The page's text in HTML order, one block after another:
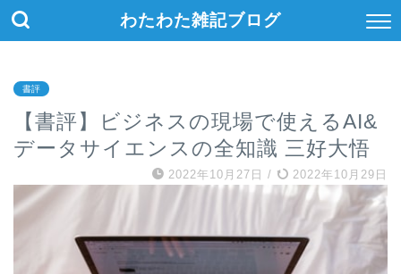
わたわた雑記ブログ
書評
【書評】ビジネスの現場で使えるAI&
データサイエンスの全知識 三好大悟
2022年10月27日 / 2022年10月29日